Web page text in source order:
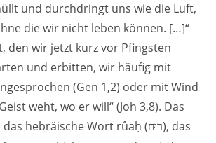
und durchdringt uns wie die Luft,
die wir nicht leben können. […]“
den wir jetzt kurz vor Pfingsten
und erbitten, wir häufig mit
(Gen 1,2) oder mit Wind
weht, wo er will“(Joh 3,8). Das
hebräische Wort rûaḥ (רוּח), das